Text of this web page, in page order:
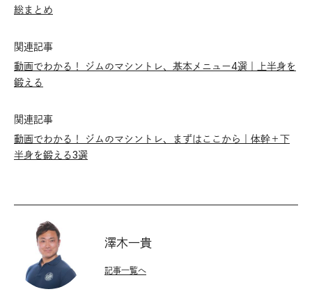
総まとめ
関連記事
動画でわかる！ ジムのマシントレ、基本メニュー4選｜上半身を
鍛える
関連記事
動画でわかる！ ジムのマシントレ、まずはここから｜体幹＋下
半身を鍛える3選
澤木一貴
記事一覧へ